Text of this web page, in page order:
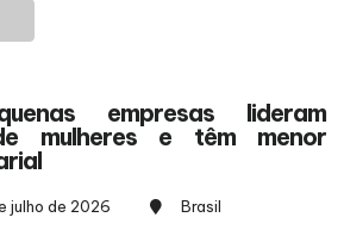
empresas lideram
mulheres e têm menor
julho de 2026
Brasil